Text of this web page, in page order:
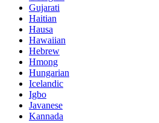
Gujarati
Haitian
Hausa
Hawaiian
Hebrew
Hmong
Hungarian
Icelandic
Igbo
Javanese
Kannada